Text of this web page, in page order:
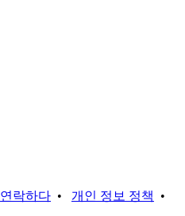
연락하다 • 개인 정보 정책
•